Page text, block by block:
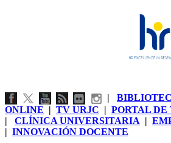
|
ONLINE | TV URJC | PORTAL DE
| CLÍNICA UNIVERSITARIA |
| INNOVACIÓN DOCENTE